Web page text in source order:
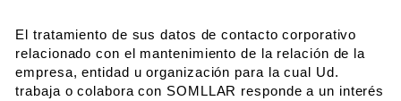
El tratamiento de sus datos de contacto corporativo
relacionado con el mantenimiento de la relación de la
empresa, entidad u organización para la cual Ud.
trabaja o colabora con SOMLLAR responde a un interés